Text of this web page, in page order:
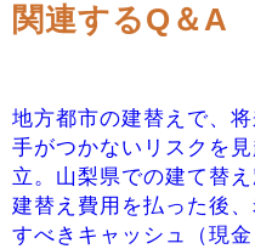
関連するQ＆A
地方都市の建替えで、
手がつかないリスクを
立。山梨県での建て替
建替え費用を払った後
すべきキャッシュ（現